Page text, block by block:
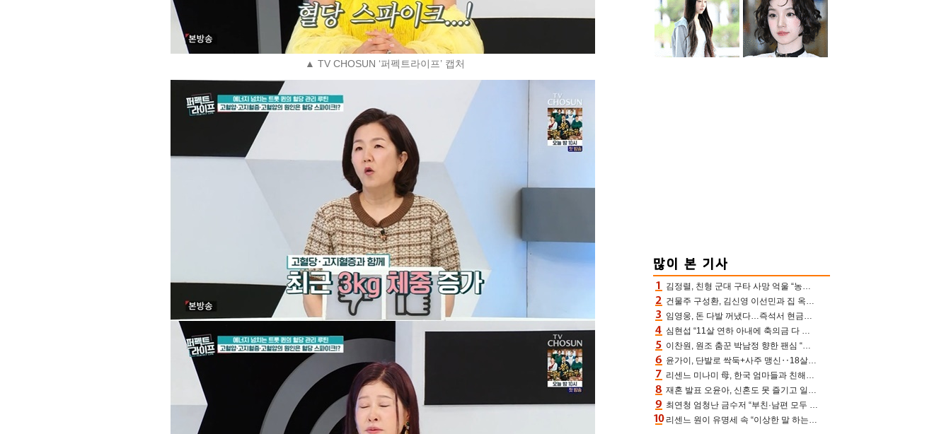
▲ TV CHOSUN ‘퍼펙트라이프’ 캡처
김정렬, 친형 군대 구타 사망 억울 “농약사 처리, 범인 찾았지만…엄마는 이미 치매”(데이앤나잇)
건물주 구성환, 김신영 이선민과 집 옥상서 41만원 한우 파티 “화력이 성화봉송”(나혼산)
임영웅, 돈 다발 꺼냈다…즉석서 현금으로 수당 챙겨주는 ‘구단주’
심현섭 “11살 연하 아내에 축의금 다 뺏겨, 집도 아내 명의” (동치미)[결정적장면]
이찬원, 원조 춤꾼 박남정 향한 팬심 “어머님 잘 계시지” 폭소(불후)
윤가이, 단발로 싹둑+사주 맹신‥18살 연상 ♥장기하 반한 엉뚱·열정 매력(전참시)
리센느 미나미 母, 한국 엄마들과 친해진 비결=BTS “최애 정국 얘기로 통해”(전참시)
재혼 발표 오윤아, 신혼도 못 즐기고 일만 “발달장애 子도 취업 1년차, 연차 없어”
최연청 엄청난 금수저 “부친·남편 모두 판사, 국회의원·언론사 대표 집안”(아형)
리센느 원이 유명세 속 “이상한 말 하는 사람 가만두지 않아” 소속사 든든(전참시)[어제TV]